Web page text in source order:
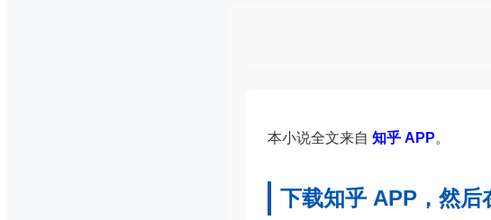
本小说全文来自 知乎 APP。
下载知乎 APP，然后